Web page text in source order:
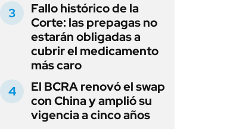
Fallo histórico de la
Corte: las prepagas no
estarán obligadas a
cubrir el medicamento
más caro
El BCRA renovó el swap
con China y amplió su
vigencia a cinco años